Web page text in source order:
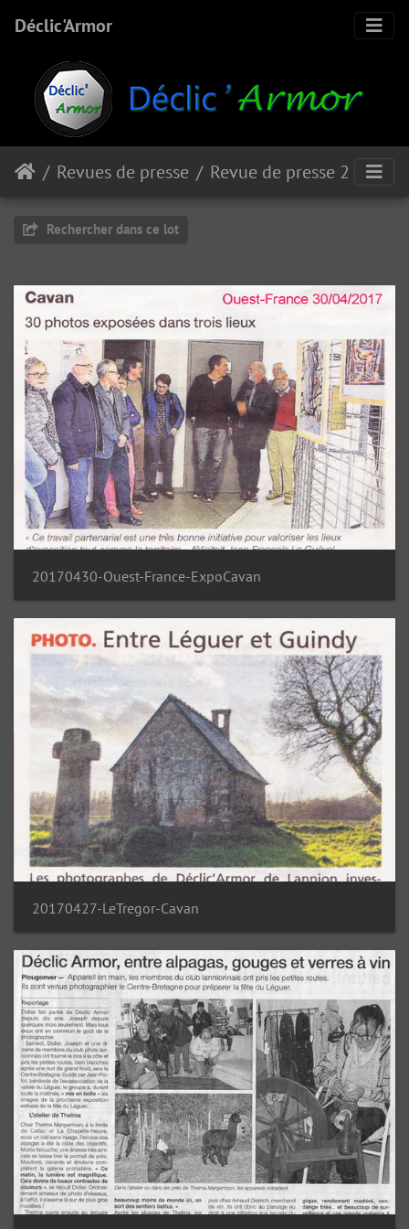
Déclic'Armor
Revues de presse
Rechercher dans ce lot
20170430-Ouest-France-ExpoCavan
20170427-LeTregor-Cavan